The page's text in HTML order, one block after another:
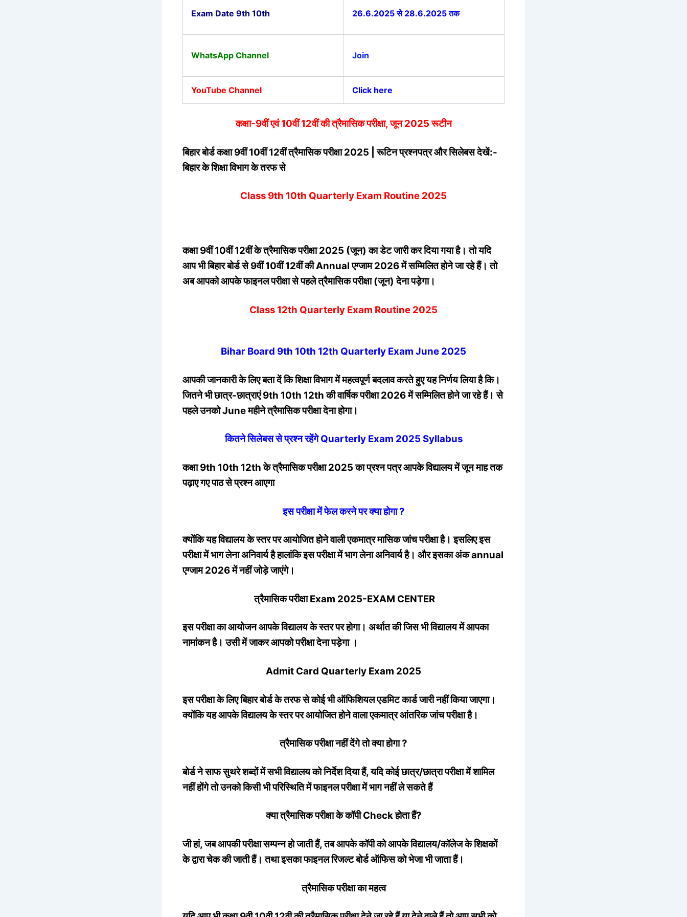
Exam Date 9th 10th 26.6.2025 से 28.6.2025 तक
WhatsApp Channel Join
YouTube Channel Click here
कक्षा-9वीं एवं 10वीं 12वीं की त्रैमासिक परीक्षा, जून 2025 रूटीन
बिहार बोर्ड कक्षा 9वीं 10वीं 12वीं त्रैमासिक परीक्षा 2025 | रूटिन प्रश्नपत्र और सिलेबस देखें:-
बिहार के शिक्षा विभाग के तरफ से
Class 9th 10th Quarterly Exam Routine 2025
कक्षा 9वीं 10वीं 12वीं के त्रैमासिक परीक्षा 2025 (जून) का डेट जारी कर दिया गया है। तो यदि
आप भी बिहार बोर्ड से 9वीं 10वीं 12वीं की Annual एग्जाम 2026 में सम्मिलित होने जा रहे हैं। तो
अब आपको आपके फाइनल परीक्षा से पहले त्रैमासिक परीक्षा (जून) देना पड़ेगा।
Class 12th Quarterly Exam Routine 2025
Bihar Board 9th 10th 12th Quarterly Exam June 2025
आपकी जानकारी के लिए बता दें कि शिक्षा विभाग में महत्वपूर्ण बदलाव करते हुए यह निर्णय लिया है कि।
जितने भी छात्र-छात्राएं 9th 10th 12th की वार्षिक परीक्षा 2026 में सम्मिलित होने जा रहे हैं। से
पहले उनको June महीने त्रैमासिक परीक्षा देना होगा।
कितनेसिलेबस से प्रश्न रहेंगे Quarterly Exam 2025 Syllabus
कक्षा 9th 10th 12th के त्रैमासिक परीक्षा 2025 का प्रश्न पत्र आपके विद्यालय में जून माह तक
पढ़ाए गए पाठ से प्रश्न आएगा
इस परीक्षा में फेल करने पर क्या होगा ?
क्योंकि यह विद्यालय के स्तर पर आयोजित होने वाली एकमात्र मासिक जांच परीक्षा है। इसलिए इस
परीक्षा में भाग लेना अनिवार्य है हालांकि इस परीक्षा में भाग लेना अनिवार्य है। और इसका अंक annual
एग्जाम 2026 में नहीं जोड़े जाएंगे।
त्रैमासिक परीक्षा Exam 2025-EXAM CENTER
इस परीक्षा का आयोजन आपके विद्यालय के स्तर पर होगा। अर्थात की जिस भी विद्यालय में आपका
नामांकन है। उसी में जाकर आपको परीक्षा देना पड़ेगा ।
Admit Card Quarterly Exam 2025
इस परीक्षा के लिए बिहार बोर्ड के तरफ से कोई भी ऑफिशियल एडमिट कार्ड जारी नहीं किया जाएगा।
क्योंकि यह आपके विद्यालय के स्तर पर आयोजित होने वाला एकमात्र आंतरिक जांच परीक्षा है।
त्रैमासिक परीक्षा नहीं देंगे तो क्या होगा ?
बोर्ड ने साफ सुथरे शब्दों में सभी विद्यालय को निर्देश दिया हैं, यदि कोई छात्र/छात्रा परीक्षा में शामिल
नहीं होंगे तो उनको किसी भी परिस्थिति में फाइनल परीक्षा में भाग नहीं ले सकते हैं
क्या त्रैमासिक परीक्षा के कॉपी Check होता हैं?
जी हां, जब आपकी परीक्षा सम्पन्न हो जाती हैं, तब आपके कॉपी को आपके विद्यालय/कॉलेज के शिक्षकों
के द्वारा चेक की जाती हैं। तथा इसका फाइनल रिजल्ट बोर्ड ऑफिस को भेजा भी जाता हैं।
त्रैमासिक परीक्षा का महत्व